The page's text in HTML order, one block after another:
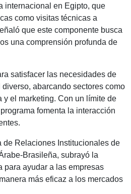
internacional en Egipto, que
como visitas técnicas a
que este componente busca
una comprensión profunda de
satisfacer las necesidades de
abarcando sectores como
y el marketing. Con un límite de
fomenta la interacción
de Relaciones Institucionales de
Brasileña, subrayó la
para ayudar a las empresas
más eficaz a los mercados